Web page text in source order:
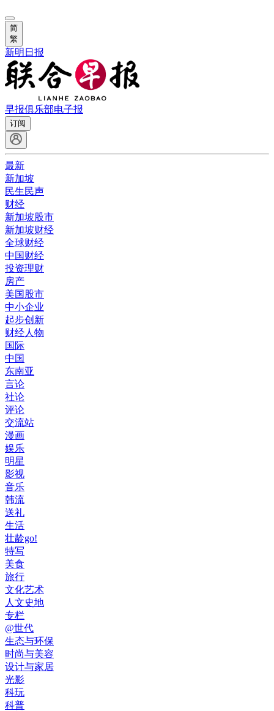
简
繁
新明日报
早报俱乐部电子报
订阅
最新
新加坡
民生民声
财经
新加坡股市
新加坡财经
全球财经
中国财经
投资理财
房产
美国股市
中小企业
起步创新
财经人物
国际
中国
东南亚
言论
社论
评论
交流站
漫画
娱乐
明星
影视
音乐
韩流
送礼
生活
壮龄go!
特写
美食
旅行
文化艺术
人文史地
专栏
@世代
生态与环保
时尚与美容
设计与家居
光影
科玩
科普